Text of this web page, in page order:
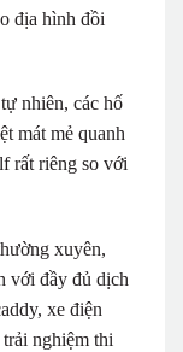
địa hình đồi
nhiên, các hố
mát mẻ quanh
rất riêng so với
xuyên,
với đầy đủ dịch
xe điện
nghiệm thi